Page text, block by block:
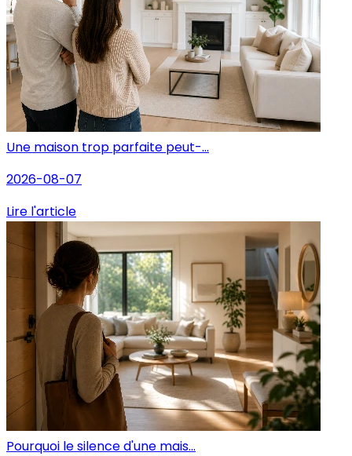
Une maison trop parfaite peut-...
2026-08-07
Lire l'article
Pourquoi le silence d'une mais...